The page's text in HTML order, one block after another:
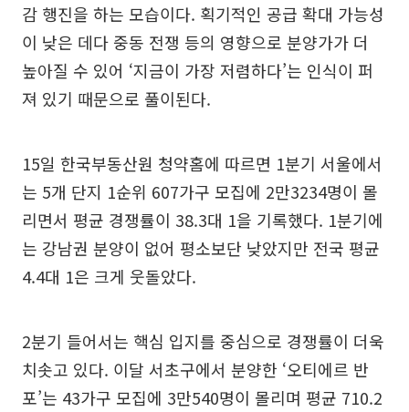
감 행진을 하는 모습이다. 획기적인 공급 확대 가능성
이 낮은 데다 중동 전쟁 등의 영향으로 분양가가 더
높아질 수 있어 ‘지금이 가장 저렴하다’는 인식이 퍼
져 있기 때문으로 풀이된다.
15일 한국부동산원 청약홈에 따르면 1분기 서울에서
는 5개 단지 1순위 607가구 모집에 2만3234명이 몰
리면서 평균 경쟁률이 38.3대 1을 기록했다. 1분기에
는 강남권 분양이 없어 평소보단 낮았지만 전국 평균
4.4대 1은 크게 웃돌았다.
2분기 들어서는 핵심 입지를 중심으로 경쟁률이 더욱
치솟고 있다. 이달 서초구에서 분양한 ‘오티에르 반
포’는 43가구 모집에 3만540명이 몰리며 평균 710.2